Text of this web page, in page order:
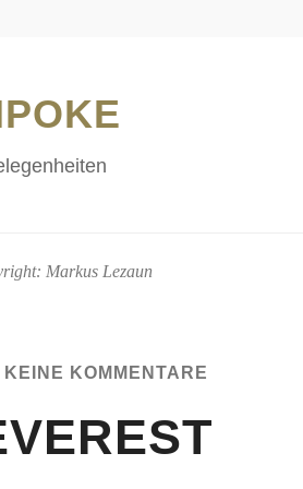
Markus Lezaun
KEINE KOMMENTARE